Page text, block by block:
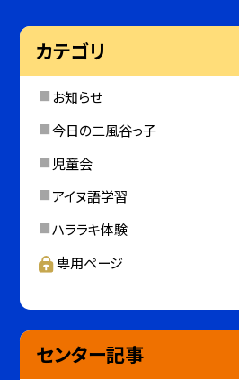
カテゴリ
お知らせ
今日の二風谷っ子
児童会
アイヌ語学習
ハララキ体験
専用ページ
センター記事